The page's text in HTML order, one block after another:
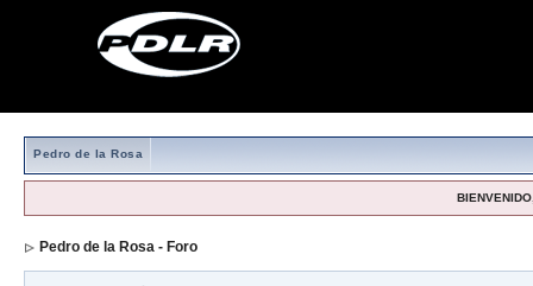
Pedro de la Rosa
Pedro de la Rosa - Foro